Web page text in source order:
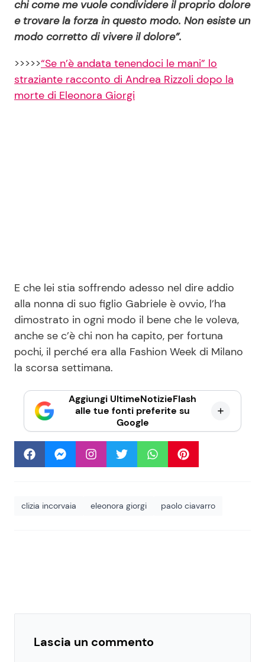
chi come me vuole condividere il proprio dolore
e trovare la forza in questo modo. Non esiste un
modo corretto di vivere il dolore”.
>>>>>“Se n’è andata tenendoci le mani” lo
straziante racconto di Andrea Rizzoli dopo la
morte di Eleonora Giorgi
E che lei stia soffrendo adesso nel dire addio
alla nonna di suo figlio Gabriele è ovvio, l’ha
dimostrato in ogni modo il bene che le voleva,
anche se c’è chi non ha capito, per fortuna
pochi, il perché era alla Fashion Week di Milano
la scorsa settimana.
Aggiungi UltimeNotizieFlash
alle tue fonti preferite su
Google
clizia incorvaia eleonora giorgi paolo ciavarro
Lascia un commento